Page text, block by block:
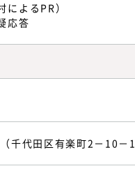
によるPR）
応答
千代田区有楽町2－10－